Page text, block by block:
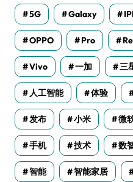
5G Galaxy
OPPO Pro
Vivo 一加 三
人工智能 体验
发布 小米 微
手机 技术 数
智能 智能家居